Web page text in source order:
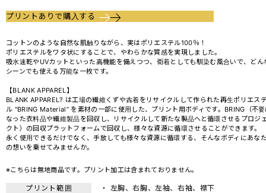
プリントありで購入する
コットンのような自然な肌触りながら、実はポリエステル100％！
ポリエステルをワタ状にすることで、やわらかな質感を実現しました。
吸水速乾やUVカットといった高機能を備えつつ、街着としても馴染む風合いで、どん
シーンでも使える万能な一枚です。
【BLANK APPAREL】
BLANK APPAREL? は工場の繊維くずや古着をリサイクルして作られた再生ポリエス
ル "BRING Material” を素材の一部に使用した、プリント用ボディです。BRING（不
なった衣料品や繊維製品を回収し、リサイクルして新たな製品へと循環させるプロジ
クト）の回収プラットフォームで回収し、様々な資源に循環させることができます。
永く使用できるだけでなく、手放しても様々な資源に循環する、そんなボディにあな
の想いを乗せてみませんか。
※こちらは無地商品です。プリント加工は含まれておりません。
プリント範囲
・ 左胸、右胸、左袖、右袖、襟下